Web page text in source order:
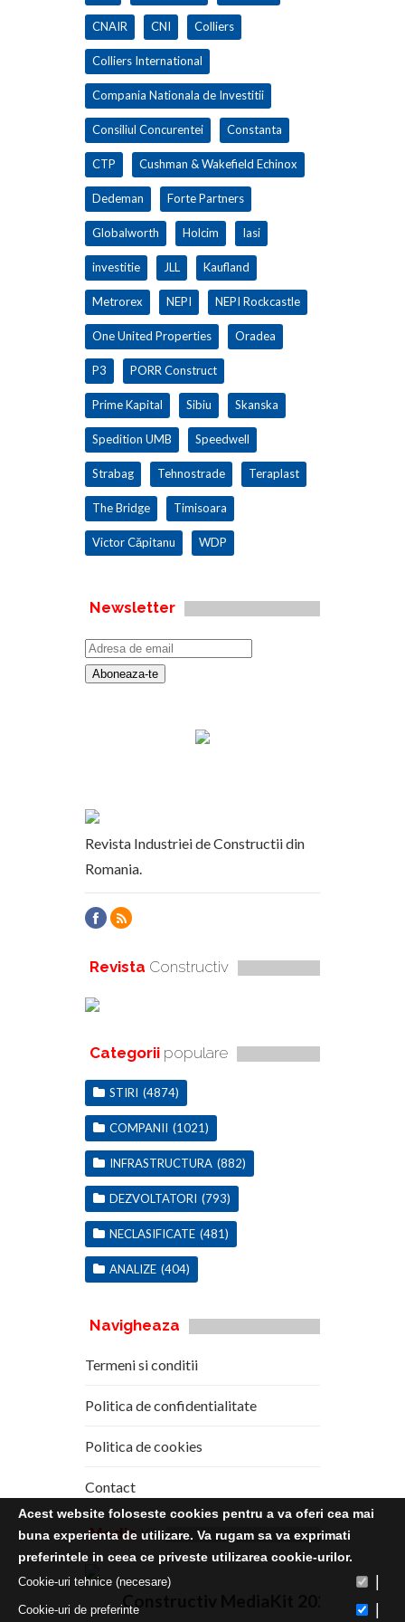
CNAIR CNI Colliers
Colliers International
Compania Nationala de Investitii
Consiliul Concurentei Constanta
CTP Cushman & Wakefield Echinox
Dedeman Forte Partners
Globalworth Holcim Iasi
investitie JLL Kaufland
Metrorex NEPI NEPI Rockcastle
One United Properties Oradea
P3 PORR Construct
Prime Kapital Sibiu Skanska
Spedition UMB Speedwell
Strabag Tehnostrade Teraplast
The Bridge Timisoara
Victor Căpitanu WDP
Newsletter
Revista Industriei de Constructii din
Romania.
Revista Constructiv
Categorii populare
STIRI (4874)
COMPANII (1021)
INFRASTRUCTURA (882)
DEZVOLTATORI (793)
NECLASIFICATE (481)
ANALIZE (404)
Navigheaza
Termeni si conditii
Politica de confidentialitate
Politica de cookies
Contact
Media Kit
Constructiv MediaKit 2020
Acest website foloseste cookies pentru a va oferi cea mai
buna experienta de utilizare. Va rugam sa va exprimati
preferintele in ceea ce priveste utilizarea cookie-urilor.
Cookie-uri tehnice (necesare)
Cookie-uri de preferinte